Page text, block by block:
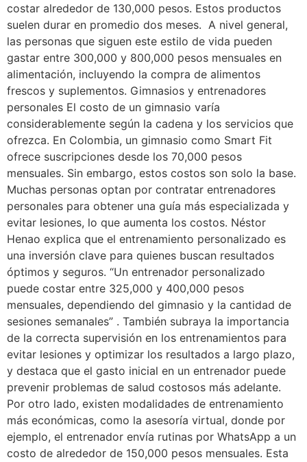
costar alrededor de 130,000 pesos. Estos productos
suelen durar en promedio dos meses. A nivel general,
las personas que siguen este estilo de vida pueden
gastar entre 300,000 y 800,000 pesos mensuales en
alimentación, incluyendo la compra de alimentos
frescos y suplementos. Gimnasios y entrenadores
personales El costo de un gimnasio varía
considerablemente según la cadena y los servicios que
ofrezca. En Colombia, un gimnasio como Smart Fit
ofrece suscripciones desde los 70,000 pesos
mensuales. Sin embargo, estos costos son solo la base.
Muchas personas optan por contratar entrenadores
personales para obtener una guía más especializada y
evitar lesiones, lo que aumenta los costos. Néstor
Henao explica que el entrenamiento personalizado es
una inversión clave para quienes buscan resultados
óptimos y seguros. “Un entrenador personalizado
puede costar entre 325,000 y 400,000 pesos
mensuales, dependiendo del gimnasio y la cantidad de
sesiones semanales” . También subraya la importancia
de la correcta supervisión en los entrenamientos para
evitar lesiones y optimizar los resultados a largo plazo,
y destaca que el gasto inicial en un entrenador puede
prevenir problemas de salud costosos más adelante.
Por otro lado, existen modalidades de entrenamiento
más económicas, como la asesoría virtual, donde por
ejemplo, el entrenador envía rutinas por WhatsApp a un
costo de alrededor de 150,000 pesos mensuales. Esta